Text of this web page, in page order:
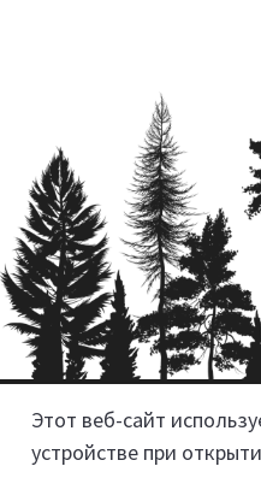
Реквизиты
Этот веб-сайт
устройстве при